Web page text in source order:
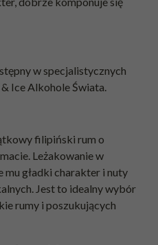
w specjalistycznych
Ice Alkohole Świata.
filipiński rum o
Leżakowanie w
gładki charakter i nuty
Jest to idealny wybór
rumy i poszukujących